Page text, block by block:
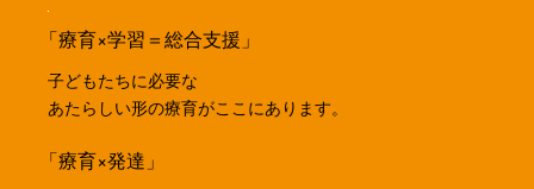
「療育×学習＝総合支援」
子どもたちに必要な
あたらしい形の療育がここにあります。
「療育×発達」